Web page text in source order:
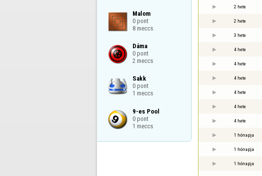
Malom
0 pont
8 meccs
Dáma
0 pont
2 meccs
Sakk
0 pont
1 meccs
9-es Pool
0 pont
1 meccs
2 hete
2 hete
3 hete
4 hete
4 hete
4 hete
4 hete
4 hete
4 hete
1 hónapja
1 hónapja
1 hónapja